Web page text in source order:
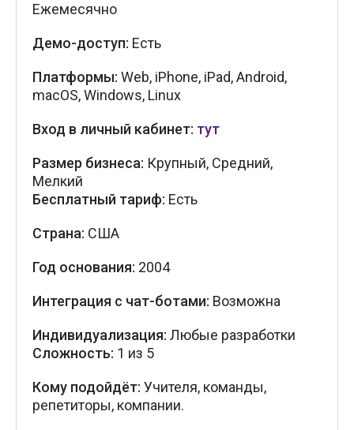
Ежемесячно
Демо-доступ: Есть
Платформы: Web, iPhone, iPad, Android,
macOS, Windows, Linux
Вход в личный кабинет: тут
Размер бизнеса: Крупный, Средний,
Мелкий
Бесплатный тариф: Есть
Страна: США
Год основания: 2004
Интеграция с чат-ботами: Возможна
Индивидуализация: Любые разработки
Сложность: 1 из 5
Кому подойдёт: Учителя, команды,
репетиторы, компании.